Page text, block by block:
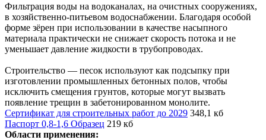
Фильтрация воды на водоканалах, на очистных сооружениях,
в хозяйственно-питьевом водоснабжении. Благодаря особой
форме зёрен при использовании в качестве насыпного
материала практически не снижает скорость потока и не
уменьшает давление жидкости в трубопроводах.
Строительство — песок используют как подсыпку при
изготовлении промышленных бетонных полов, чтобы
исключить смещения грунтов, которые могут вызвать
появление трещин в забетонированном монолите.
Сертификат для строительных работ до 2029 348,1 кб
Паспорт 0,8-1,6 Образец 219 кб
Области применения: